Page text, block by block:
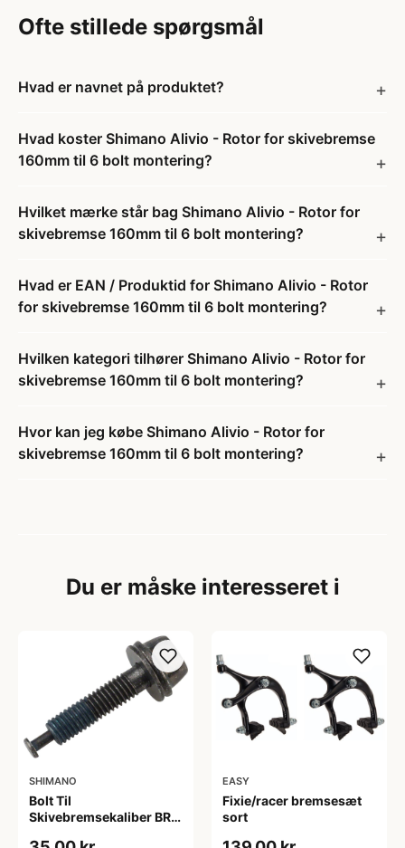
Ofte stillede spørgsmål
Hvad er navnet på produktet?
Hvad koster Shimano Alivio - Rotor for skivebremse
160mm til 6 bolt montering?
Hvilket mærke står bag Shimano Alivio - Rotor for
skivebremse 160mm til 6 bolt montering?
Hvad er EAN / Produktid for Shimano Alivio - Rotor
for skivebremse 160mm til 6 bolt montering?
Hvilken kategori tilhører Shimano Alivio - Rotor for
skivebremse 160mm til 6 bolt montering?
Hvor kan jeg købe Shimano Alivio - Rotor for
skivebremse 160mm til 6 bolt montering?
Du er måske interesseret i
SHIMANO
Bolt Til
Skivebremsekaliber BR-
EASY
Fixie/racer bremsesæt
sort